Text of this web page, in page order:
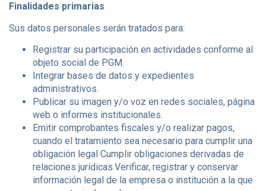
Finalidades primarias
Sus datos personales serán tratados para:
Registrar su participación en actividades conforme al
objeto social de PGM.
Integrar bases de datos y expedientes
administrativos.
Publicar su imagen y/o voz en redes sociales, página
web o informes institucionales.
Emitir comprobantes fiscales y/o realizar pagos,
cuando el tratamiento sea necesario para cumplir una
obligación legal Cumplir obligaciones derivadas de
relaciones jurídicas.Verificar, registrar y conservar
información legal de la empresa o institución a la que